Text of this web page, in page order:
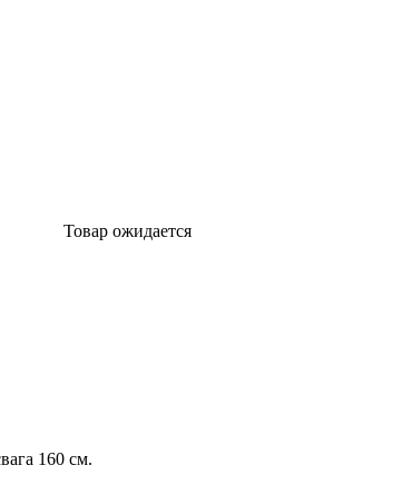
Товар ожидается
160 см.